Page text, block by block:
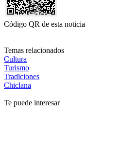
Código QR de esta noticia
Temas relacionados
Cultura
Turismo
Tradiciones
Chiclana
Te puede interesar